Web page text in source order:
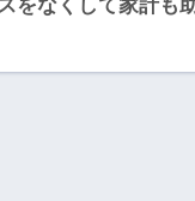
をなくして家計も